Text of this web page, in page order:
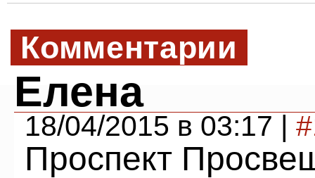
Комментарии
Елена
18/04/2015 в 03:17 |
Проспект